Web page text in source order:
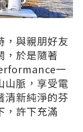
與親朋好友
，於是隨著
一
山脈，享受電
清新純淨的芬
，許下充滿